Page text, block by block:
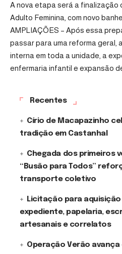
A nova etapa será a finalização
Adulto Feminina, com novo
AMPLIAÇÕES – Após essa
passar para uma reforma geral,
interna em toda a unidade, a
enfermaria infantil e expansão
Recentes
Círio de Macapazinho
tradição em Castanhal
Chegada dos primeiros
“Busão para Todos”
transporte coletivo
Licitação para
expediente, papelaria,
artesanais e correlatos
Operação Verão